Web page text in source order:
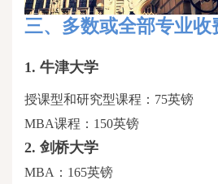
三、 多数或全部专业收
1. 牛津大学
授课型和研究型课程： 75英镑
MBA课程：150英镑
2. 剑桥大学
MBA：165英镑